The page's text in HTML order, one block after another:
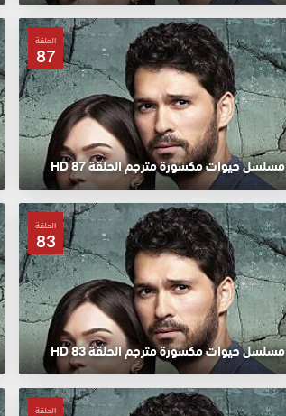
الحلقة
87
مسلسل حيوات مكسورة مترجم الحلقة 87 HD
الحلقة
83
مسلسل حيوات مكسورة مترجم الحلقة 83 HD
الحلقة